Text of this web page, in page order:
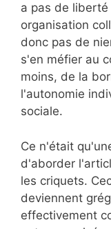
a pas de
organisation
donc pas de
s'en méfier au
moins, de la
l'autonomie
sociale.
Ce n'était
d'aborder
les criquets.
deviennent
effectivement